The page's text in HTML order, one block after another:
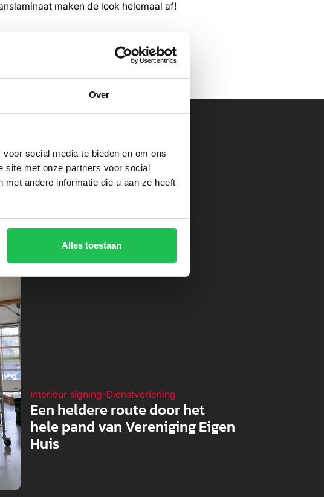
Over
social media te bieden en om ons
site met onze partners voor social
andere informatie die u aan ze heeft
Alles toestaan
maken de look helemaal af!
Interieur signing-Dienstverlening
Een heldere route door het
hele pand van Vereniging Eigen
Huis